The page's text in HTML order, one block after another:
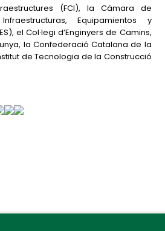
(FCI), la Cámara de
Equipamientos y
el Col·legi d’Enginyers de Camins,
la Confederació Catalana de la
de Tecnologia de la Construcció